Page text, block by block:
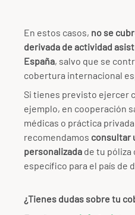
En estos casos, no se
derivada de actividad
España, salvo que se
cobertura internacional
Si tienes previsto ejercer
ejemplo, en cooperación
médicas o práctica
recomendamos consultar
personalizada de tu póliza
específico para el país de
¿Tienes dudas sobre tu